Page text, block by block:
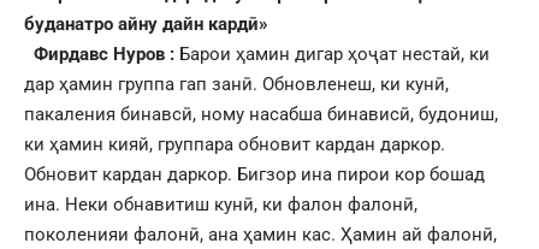
буданатро айну дайн кардӣ»
Фирдавс Нуров : Барои ҳамин дигар ҳоҷат нестай, ки
дар ҳамин группа гап занӣ. Обновленеш, ки кунӣ,
пакаления бинавсӣ, ному насабша бинависӣ, будониш,
ки ҳамин кияй, группара обновит кардан даркор.
Обновит кардан даркор. Бигзор ина пирои кор бошад
ина. Неки обнавитиш кунӣ, ки фалон фалонӣ,
поколенияи фалонӣ, ана ҳамин кас. Ҳамин ай фалонӣ,